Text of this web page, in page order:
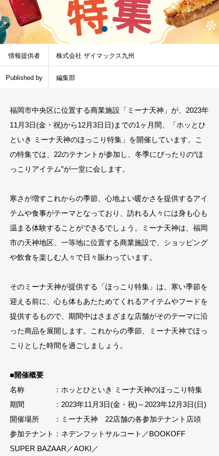
情報提供者 株式会社 ザイマックス九州
Published by 編集部
福岡市中央区に位置する商業施設「ミーナ天神」が、2023年
11月3日(金・祝)から12月3日日)までの1ヶ月間、「ホッとひ
といき ミーナ天神のほっこり特集」を開催しています。こ
の特集では、22のテナントが参加し、冬季にぴったりの“ほ
っこりアイテム”が一堂に会します。
寒さが増すこれからの季節、心地よい暖かさを提供するアイ
テムや食事がテーマとなっており、訪れる人々には身も心も
温まる体験することができるでしょう。ミーナ天神は、福岡
市の天神地区、一等地に位置する商業施設で、ショッピング
や飲食を楽しむ人々で日々賑わっています。
そのミーナ天神が提供する「ほっこり特集」は、寒い季節を
迎える前に、心も体もあたためてくれるアイテムやフードを
提供するもので、期間中はさまざまな店舗がそのテーマに沿
った商品を展開します。これからの季節、ミーナ天神でほっ
こりとした時間を過ごしましょう。
■開催概要
名称 ：ホッとひといき ミーナ天神のほっこり特集
期間 ：2023年11月3日(金・祝)～2023年12月3日(日)
開催場所 ：ミーナ天神 22店舗の各参加テナント店頭
参加テナント：ネデンフットサルコート／BOOKOFF
SUPER BAZAAR／AOKI／